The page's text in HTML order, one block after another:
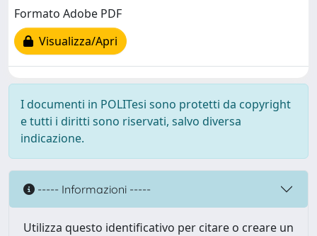
Formato Adobe PDF
Visualizza/Apri
I documenti in POLITesi sono protetti da copyright
e tutti i diritti sono riservati, salvo diversa
indicazione.
----- Informazioni -----
Utilizza questo identificativo per citare o creare un